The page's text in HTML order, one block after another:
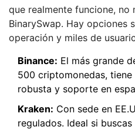
que realmente funcione,
BinarySwap. Hay opciones
operación y miles de
Binance: El más grande
500 criptomonedas, tiene
robusta y soporte en
Kraken: Con sede en
regulados. Ideal si